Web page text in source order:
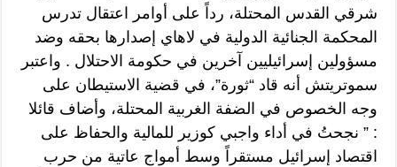
شرقي القدس المحتلة، رداً على أوامر اعتقال تدرس
المحكمة الجنائية الدولية في لاهاي إصدارها بحقه وضد
مسؤولين إسرائيليين آخرين في حكومة الاحتلال . واعتبر
سموتريتش أنه قاد “ثورة”، في قضية الاستيطان على
وجه الخصوص في الضفة الغربية المحتلة، وأضاف قائلا
: ” نجحتُ في أداء واجبي كوزير للمالية والحفاظ على
اقتصاد إسرائيل مستقراً وسط أمواج عاتية من حرب